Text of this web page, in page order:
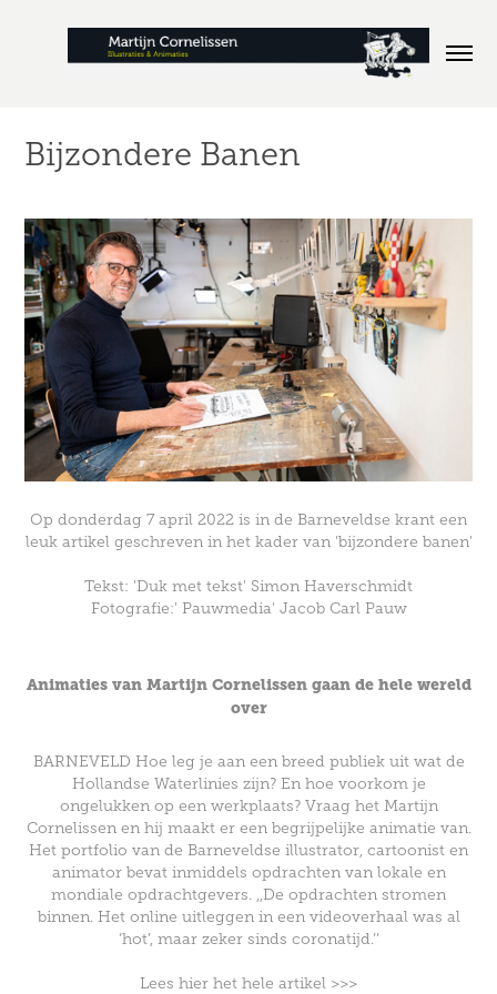
Bijzondere Banen
Op donderdag 7 april 2022 is in de Barneveldse krant een
leuk artikel geschreven in het kader van 'bijzondere banen'
Tekst: 'Duk met tekst' Simon Haverschmidt
Fotografie:' Pauwmedia' Jacob Carl Pauw
Animaties van Martijn Cornelissen gaan de hele wereld
over
BARNEVELD Hoe leg je aan een breed publiek uit wat de
Hollandse Waterlinies zijn? En hoe voorkom je
ongelukken op een werkplaats? Vraag het Martijn
Cornelissen en hij maakt er een begrijpelijke animatie van.
Het portfolio van de Barneveldse illustrator, cartoonist en
animator bevat inmiddels opdrachten van lokale en
mondiale opdrachtgevers. ,,De opdrachten stromen
binnen. Het online uitleggen in een videoverhaal was al
‘hot’, maar zeker sinds coronatijd.’’
Lees hier het hele artikel >>>